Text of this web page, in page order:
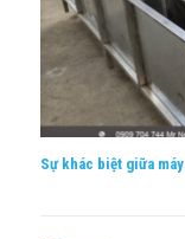
Sự khác biệt giữa